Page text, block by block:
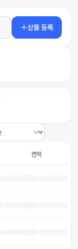
상품 등록
면적